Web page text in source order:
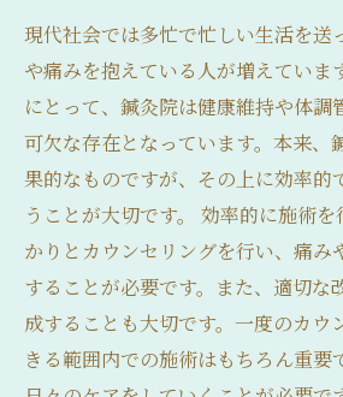
現代社会では多忙で忙しい生活を送
や痛みを抱えている人が増えていま
にとって、鍼灸院は健康維持や体調
可欠な存在となっています。本来、
果的なものですが、その上に効率的
うことが大切です。 効率的に施術
かりとカウンセリングを行い、痛み
することが必要です。また、適切な
成することも大切です。一度のカウ
きる範囲内での施術はもちろん重要